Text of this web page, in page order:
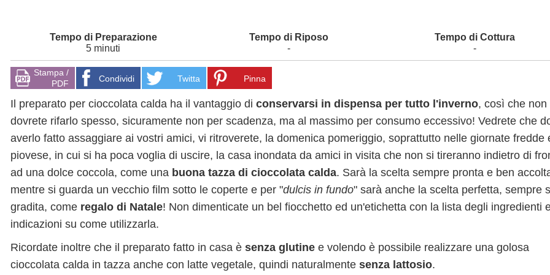
5 minuti - -
Stampa /
PDF
Condividi Twitta Pinna
Il preparato per cioccolata calda ha il vantaggio di conservarsi in dispensa per tutto l'inverno, così che non
dovrete rifarlo spesso, sicuramente non per scadenza, ma al massimo per consumo eccessivo! Vedrete che
averlo fatto assaggiare ai vostri amici, vi ritroverete, la domenica pomeriggio, soprattutto nelle giornate fredde
piovese, in cui si ha poca voglia di uscire, la casa inondata da amici in visita che non si tireranno indietro di
ad una dolce coccola, come una buona tazza di cioccolata calda. Sarà la scelta sempre pronta e ben
mentre si guarda un vecchio film sotto le coperte e per "dulcis in fundo" sarà anche la scelta perfetta, sempre
gradita, come regalo di Natale! Non dimenticate un bel fiocchetto ed un'etichetta con la lista degli ingredienti
indicazioni su come utilizzarla.
Ricordate inoltre che il preparato fatto in casa è senza glutine e volendo è possibile realizzare una golosa
cioccolata calda in tazza anche con latte vegetale, quindi naturalmente senza lattosio.